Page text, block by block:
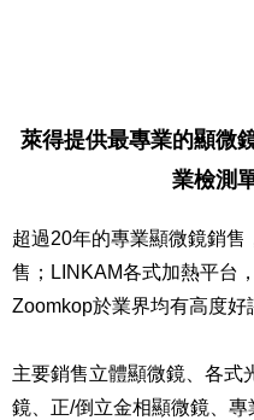
萊得提供最專業的顯微
業檢測
超過20年的專業顯微鏡銷
售；LINKAM各式加熱平台
Zoomkop於業界均有高度好
主要銷售立體顯微鏡、各式
鏡、正/倒立金相顯微鏡、